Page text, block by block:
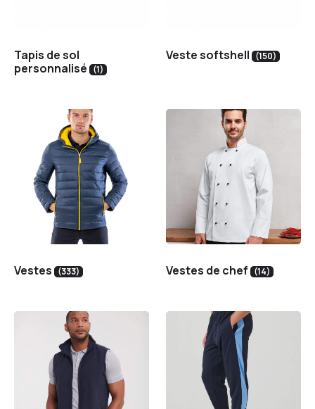
Tapis de sol
personnalisé (1)
Veste softshell (150)
Vestes (333) Vestes de chef (14)